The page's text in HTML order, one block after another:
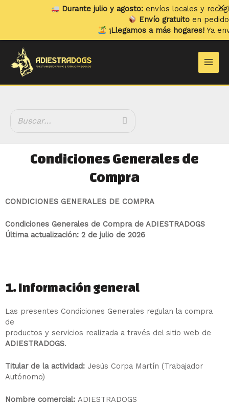
Condiciones Generales de
Compra
CONDICIONES GENERALES DE COMPRA
Condiciones Generales de Compra de ADIESTRADOGS
Última actualización: 2 de julio de 2026
1. Información general
Las presentes Condiciones Generales regulan la compra
de
productos y servicios realizada a través del sitio web de
ADIESTRADOGS.
Titular de la actividad: Jesús Corpa Martín (Trabajador
Autónomo)
Nombre comercial: ADIESTRADOGS
Durante julio y agosto: envíos locales y recogidas los
Envío gratuito en pedidos
¡Llegamos a más hogares!Ya enviamos